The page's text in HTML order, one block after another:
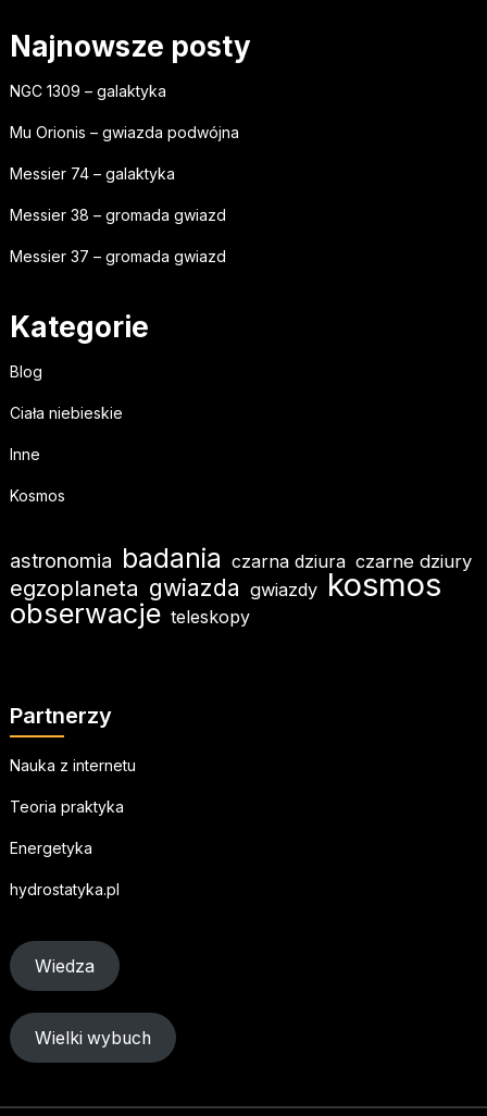
Najnowsze posty
NGC 1309 – galaktyka
Mu Orionis – gwiazda podwójna
Messier 74 – galaktyka
Messier 38 – gromada gwiazd
Messier 37 – gromada gwiazd
Kategorie
Blog
Ciała niebieskie
Inne
Kosmos
astronomia badania czarna dziura czarne dziury
egzoplaneta gwiazda gwiazdy kosmos
obserwacje teleskopy
Partnerzy
Nauka z internetu
Teoria praktyka
Energetyka
hydrostatyka.pl
Wiedza
Wielki wybuch